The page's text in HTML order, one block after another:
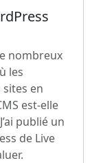
nombreux
les
en
est-elle
publié un
de Live